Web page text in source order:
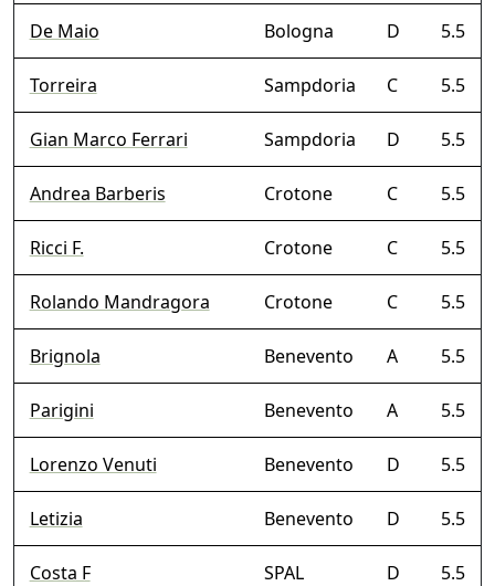
De Maio Bologna D 5.5
Torreira Sampdoria C 5.5
Gian Marco Ferrari Sampdoria D 5.5
Andrea Barberis Crotone C 5.5
Ricci F. Crotone C 5.5
Rolando Mandragora Crotone C 5.5
Brignola Benevento A 5.5
Parigini Benevento A 5.5
Lorenzo Venuti Benevento D 5.5
Letizia Benevento D 5.5
Costa F SPAL D 5.5